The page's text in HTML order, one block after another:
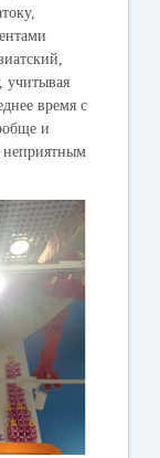
учитывая
время с
и
неприятным